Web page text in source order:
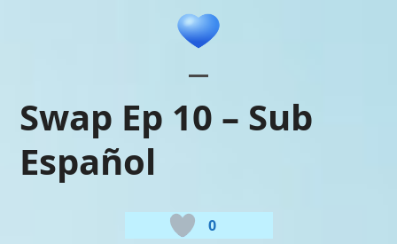
mobile
mobile
Swap Ep 10 – Sub
Español
0